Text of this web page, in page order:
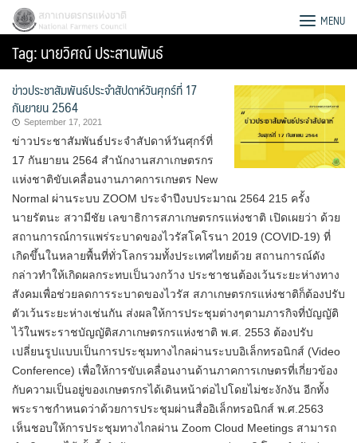
Skip
content
Search
for:
สภาเกษตรกรแห่งชาติ MENU
Tag:นายวิศณ์ ประสานพันธ์
ข่าวประชาสัมพันธ์ประจำสัปดาห์วันศุกร์ที่ 17
กันยายน 2564
September 17, 2021
ข่าวประชาสัมพันธ์ประจำสัปดาห์วันศุกร์ที่
17 กันยายน 2564 สำนักงานสภาเกษตรกร
แห่งชาติขับเคลื่อนงานภาคการเกษตร New
Normal ผ่านระบบ ZOOM ประจำปีงบประมาณ 2564 215 ครั้ง
นายรัตนะ สวามีชัย เลขาธิการสภาเกษตรกรแห่งชาติ เปิดเผยว่า ด้วย
สถานการณ์การแพร่ระบาดของไวรัสโคโรนา 2019 (COVID-19) ที่
เกิดขึ้นในหลายพื้นที่ทั่วโลกรวมทั้งประเทศไทยด้วย สถานการณ์ดัง
กล่าวทำให้เกิดผลกระทบเป็นวงกว้าง ประชาชนต้องเว้นระยะห่างทาง
สังคมเพื่อช่วยลดการระบาดของไวรัส สภาเกษตรกรแห่งชาติก็ต้องปรับ
ตัวเว้นระยะห่างเช่นกัน ส่งผลให้การประชุมต่างๆตามภารกิจที่บัญญัติ
ไว้ในพระราชบัญญัติสภาเกษตรกรแห่งชาติ พ.ศ. 2553 ต้องปรับ
เปลี่ยนรูปแบบเป็นการประชุมทางไกลผ่านระบบอิเล็กทรอนิกส์ (Video
Conference) เพื่อให้การขับเคลื่อนงานด้านภาคการเกษตรที่เกี่ยวข้อง
กับความเป็นอยู่ของเกษตรกรได้เดินหน้าต่อไปโดยไม่ชะงักงัน อีกทั้ง
พระราชกำหนดว่าด้วยการประชุมผ่านสื่ออิเล็กทรอนิกส์ พ.ศ.2563
เห็นชอบให้การประชุมทางไกลผ่าน Zoom Cloud Meetings สามารถ